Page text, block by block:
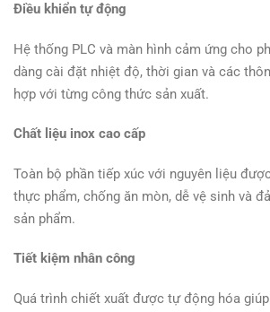
Điều khiển tự động
Hệ thống PLC và màn hình cảm ứng cho
dàng cài đặt nhiệt độ, thời gian và các
hợp với từng công thức sản xuất.
Chất liệu inox cao cấp
Toàn bộ phần tiếp xúc với nguyên liệu
thực phẩm, chống ăn mòn, dễ vệ sinh và
sản phẩm.
Tiết kiệm nhân công
Quá trình chiết xuất được tự động hóa